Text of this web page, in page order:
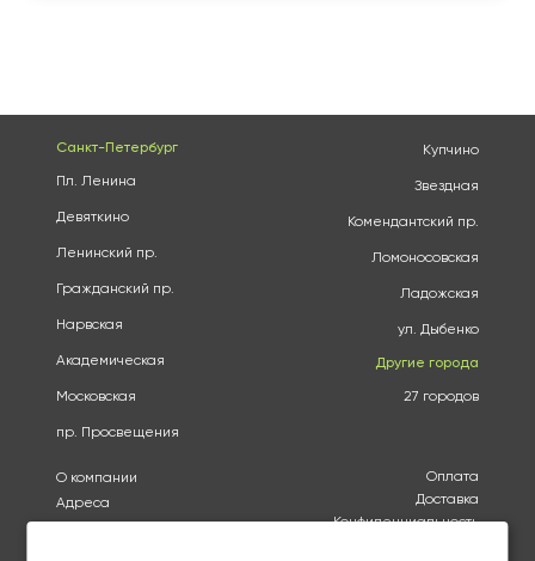
Санкт-Петербург
Пл. Ленина
Девяткино
Ленинский пр.
Гражданский пр.
Нарвская
Академическая
Московская
пр. Просвещения
Купчино
Звездная
Комендантский пр.
Ломоносовская
Ладожская
ул. Дыбенко
Другие города
27 городов
О компании
Адреса
Оплата
Доставка
Конфиденциальность